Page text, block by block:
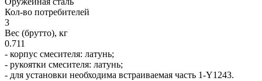
Кол-во потребителей
3
Вес (брутто), кг
0.711
- корпус смесителя: латунь;
- рукоятки смесителя: латунь;
- для установки необходима встраиваемая часть 1-Y1243.